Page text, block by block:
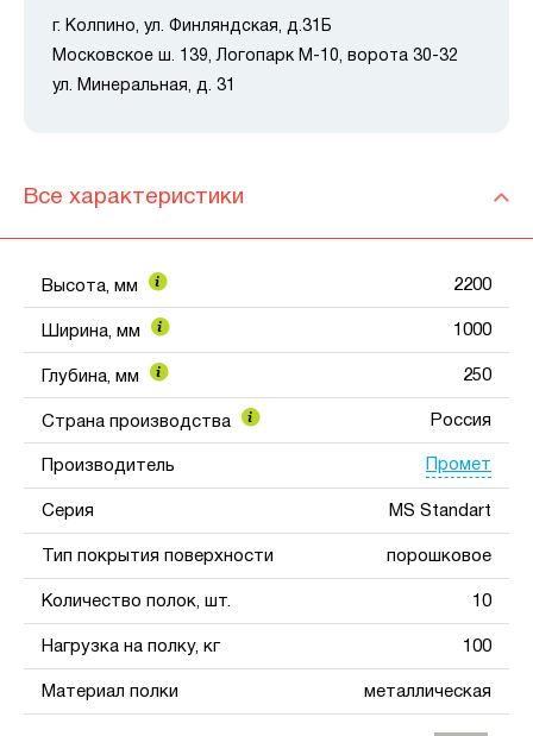
г. Колпино, ул. Финляндская, д.31Б
Московское ш. 139, Логопарк М-10, ворота 30-32
ул. Минеральная, д. 31
Все характеристики
Высота, мм 2200
Ширина, мм 1000
Глубина, мм 250
Страна производства Россия
Производитель Промет
Серия MS Standart
Тип покрытия поверхности порошковое
Количество полок, шт. 10
Нагрузка на полку, кг 100
Материал полки металлическая